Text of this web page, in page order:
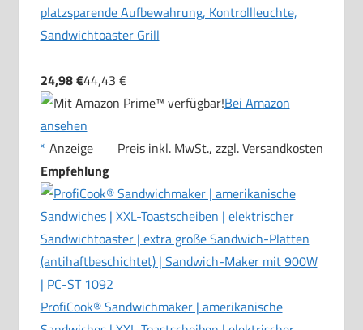
platzsparende Aufbewahrung, Kontrollleuchte,
Sandwichtoaster Grill
24,98 €44,43 €
Bei Amazon
ansehen
* Anzeige
Preis inkl. MwSt., zzgl. Versandkosten
Empfehlung
ProfiCook® Sandwichmaker | amerikanische